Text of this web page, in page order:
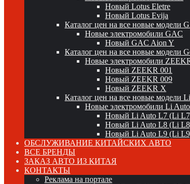
Новый Lotus Eletre
Новый Lotus Evija
Каталог цен на все новые модели
Новые электромобили GAC
Новый GAC Aion Y
Каталог цен на все новые модели
Новые электромобили
Новый ZEEKR 001
Новый ZEEKR 009
Новый ZEEKR X
Каталог цен на все новые модели
Новые электромобили Li
Новый Li Auto L7 (Li
Новый Li Auto L8 (Li
Новый Li Auto L9 (Li
ОБСЛУЖИВАНИЕ КИТАЙСКИХ АВТО
ВСЕ БРЕНДЫ
ЗАКАЗ АВТО ИЗ КИТАЯ
КОНТАКТЫ
Реклама на портале